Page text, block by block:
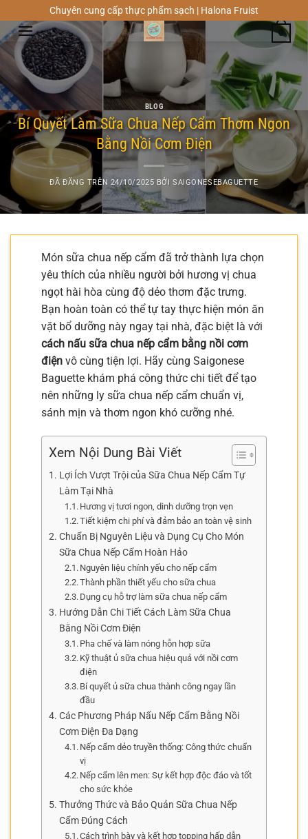
đến
nội
dung
Chuyên cung cấp thực phẩm sạch | Halona Fruist
0
BLOG
Bí Quyết Làm Sữa Chua Nếp Cẩm Thơm Ngon
Bằng Nồi Cơm Điện
ĐÃ ĐĂNG TRÊN 24/10/2025 BỞISAIGONESEBAGUETTE
Món sữa chua nếp cẩm đã trở thành lựa chọn
yêu thích của nhiều người bởi hương vị chua
ngọt hài hòa cùng độ dẻo thơm đặc trưng.
Bạn hoàn toàn có thể tự tay thực hiện món ăn
vặt bổ dưỡng này ngay tại nhà, đặc biệt là với
cách nấu sữa chua nếp cẩm bằng nồi cơm
điện vô cùng tiện lợi. Hãy cùng Saigonese
Baguette khám phá công thức chi tiết để tạo
nên những ly sữa chua nếp cẩm chuẩn vị,
sánh mịn và thơm ngon khó cưỡng nhé.
Xem Nội Dung Bài Viết
Lợi Ích Vượt Trội của Sữa Chua Nếp Cẩm Tự
Làm Tại Nhà
Hương vị tươi ngon, dinh dưỡng trọn vẹn
Tiết kiệm chi phí và đảm bảo an toàn vệ sinh
Chuẩn Bị Nguyên Liệu và Dụng Cụ Cho Món
Sữa Chua Nếp Cẩm Hoàn Hảo
Nguyên liệu chính yếu cho nếp cẩm
Thành phần thiết yếu cho sữa chua
Dụng cụ hỗ trợ làm sữa chua nếp cẩm
Hướng Dẫn Chi Tiết Cách Làm Sữa Chua
Bằng Nồi Cơm Điện
Pha chế và làm nóng hỗn hợp sữa
Kỹ thuật ủ sữa chua hiệu quả với nồi cơm
điện
Bí quyết ủ sữa chua thành công ngay lần
đầu
Các Phương Pháp Nấu Nếp Cẩm Bằng Nồi
Cơm Điện Đa Dạng
Nếp cẩm dẻo truyền thống: Công thức chuẩn
vị
Nếp cẩm lên men: Sự kết hợp độc đáo và tốt
cho sức khỏe
Thưởng Thức và Bảo Quản Sữa Chua Nếp
Cẩm Đúng Cách
Cách trình bày và kết hợp topping hấp dẫn